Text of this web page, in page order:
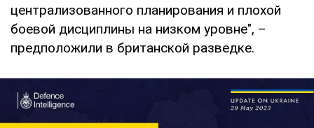
централизованного планирования и плохой
боевой дисциплины на низком уровне", –
предположили в британской разведке.